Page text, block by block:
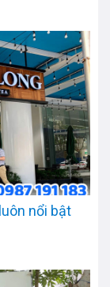
nổi bật